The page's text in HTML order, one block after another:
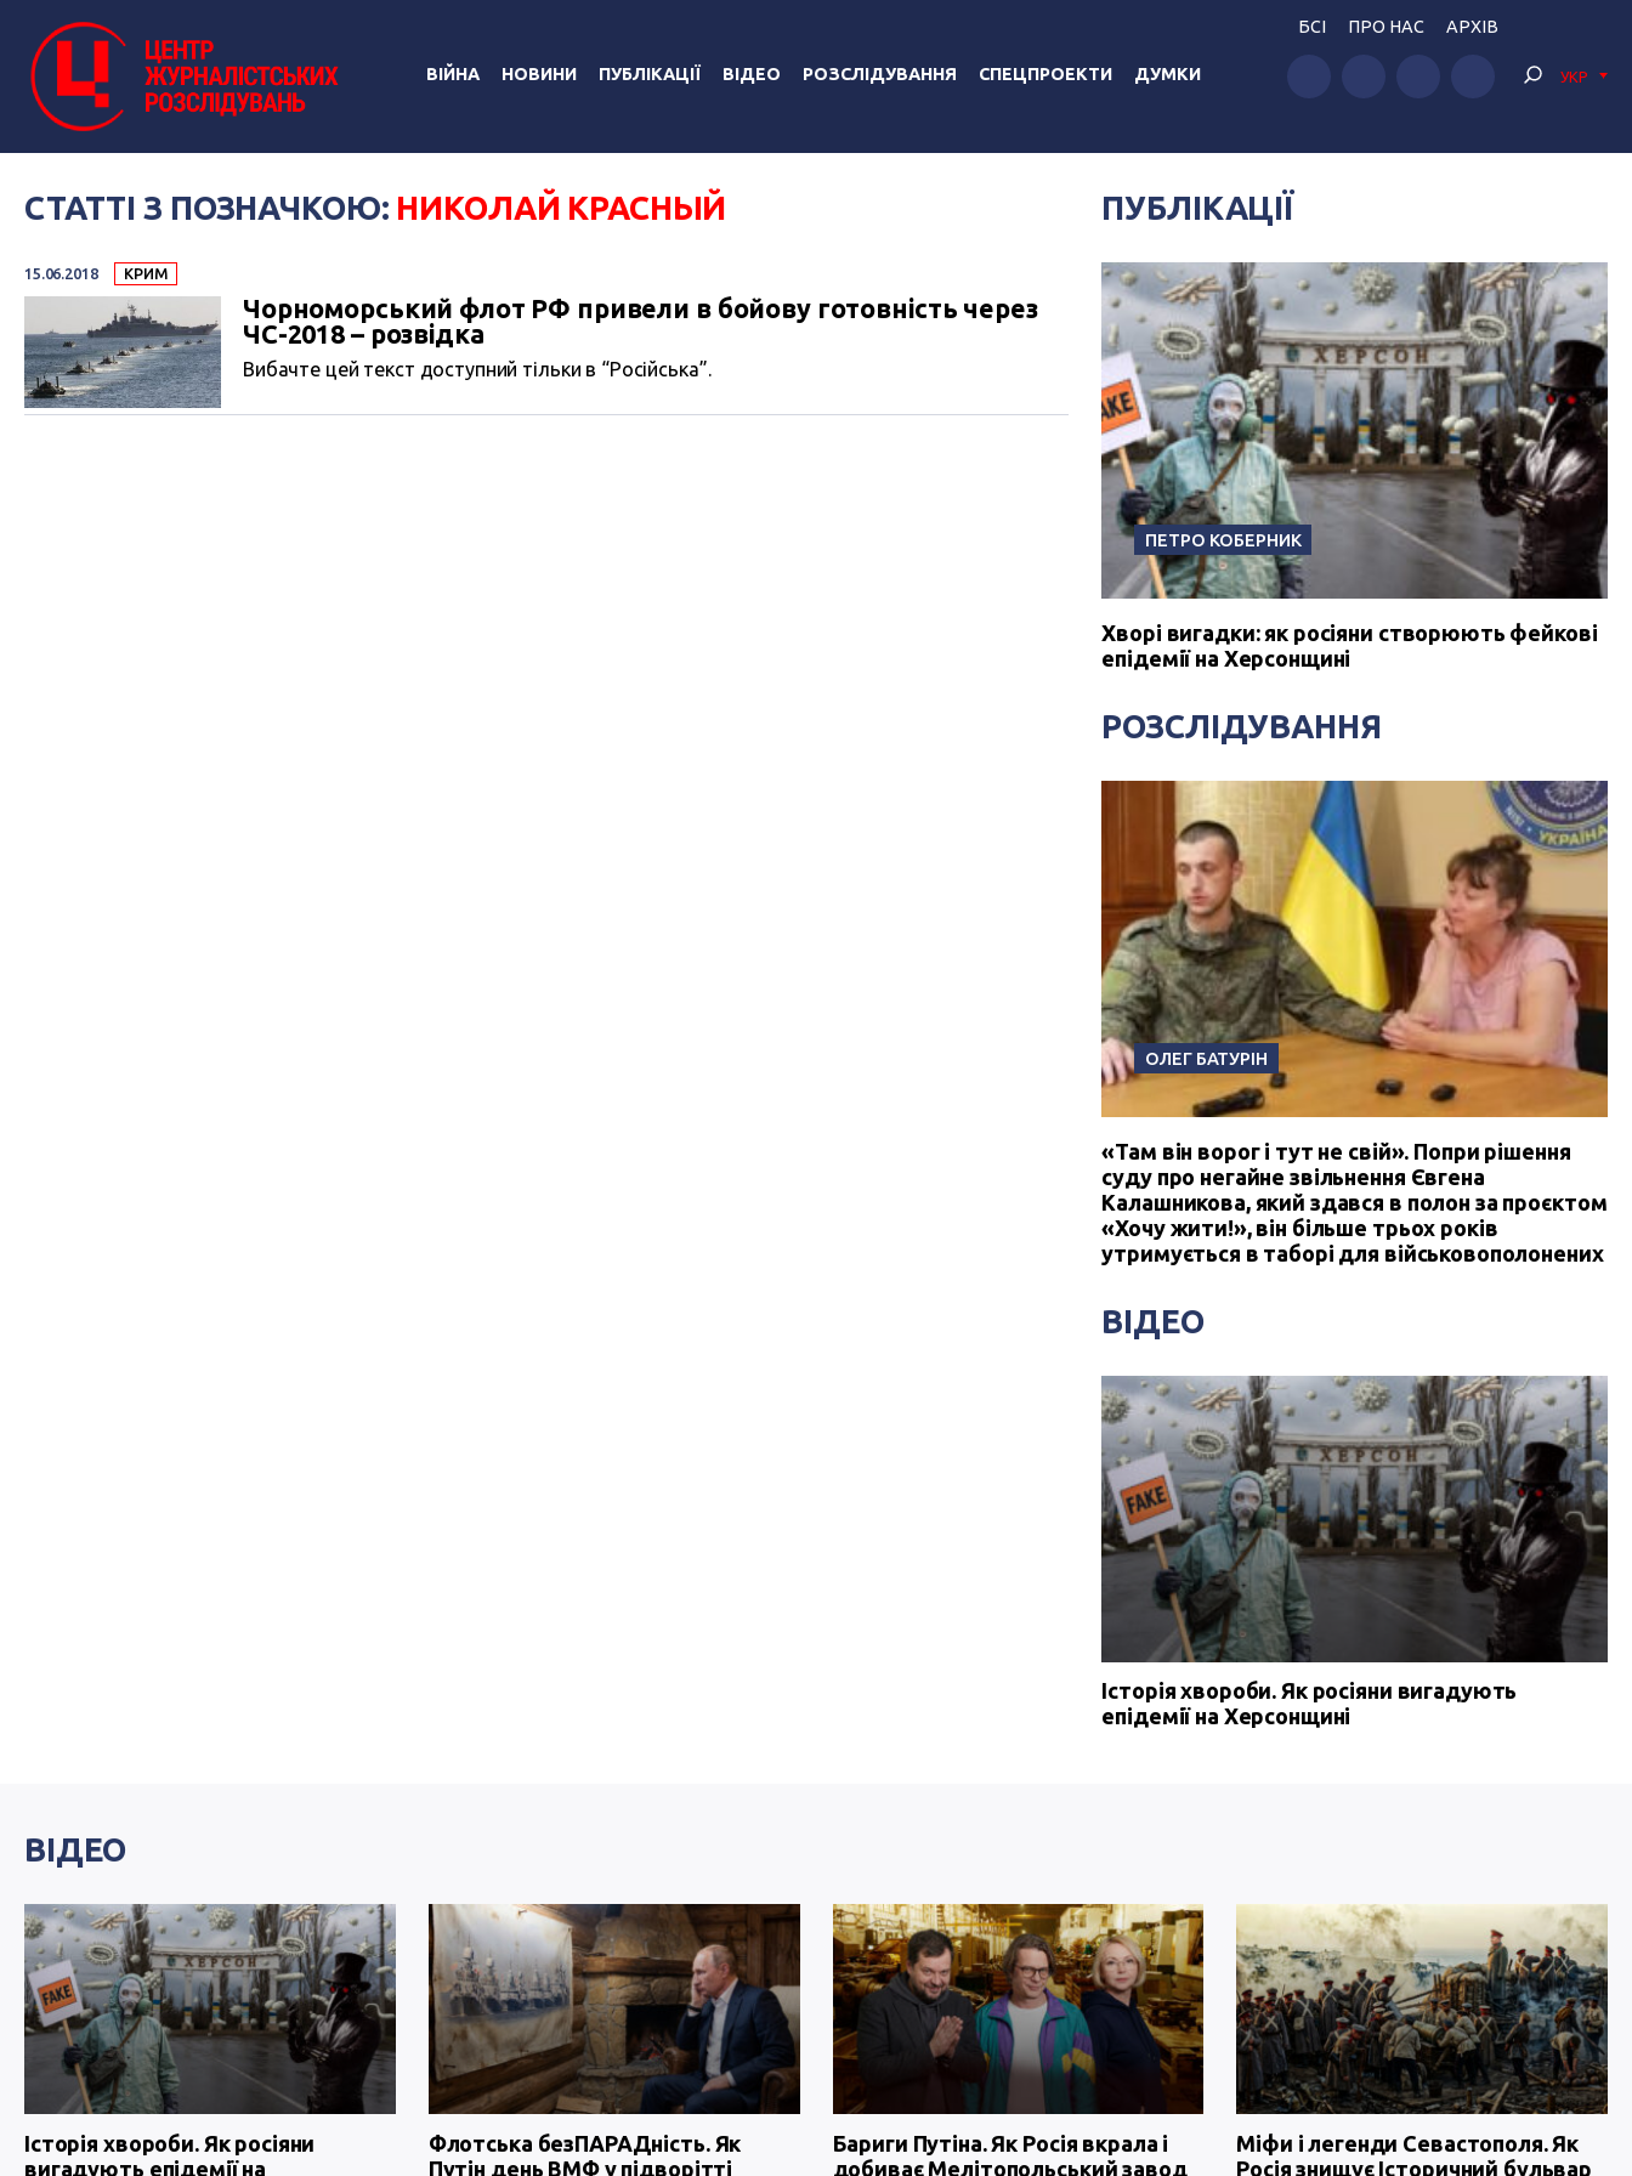
ВІЙНА НОВИНИ ПУБЛІКАЦІЇ ВІДЕО РОЗСЛІДУВАННЯ СПЕЦПРОЕКТИ ДУМКИ
БСІ ПРО НАС АРХІВ
УКР
СТАТТІ З ПОЗНАЧКОЮ: НИКОЛАЙ КРАСНЫЙ
15.06.2018 КРИМ
Чорноморський флот РФ привели в бойову готовність через
ЧС-2018 – розвідка
Вибачте цей текст доступний тільки в “Російська”.
ПУБЛІКАЦІЇ
ПЕТРО КОБЕРНИК
Хворі вигадки: як росіяни створюють фейкові
епідемії на Херсонщині
РОЗСЛІДУВАННЯ
ОЛЕГ БАТУРІН
«Там він ворог і тут не свій». Попри рішення
суду про негайне звільнення Євгена
Калашникова, який здався в полон за проєктом
«Хочу жити!», він більше трьох років
утримується в таборі для військовополонених
ВІДЕО
Історія хвороби. Як росіяни вигадують
епідемії на Херсонщині
ВІДЕО
Історія хвороби. Як росіяни
вигадують епідемії на
Флотська безПАРАДність. Як
Путін день ВМФ у підворітті
Бариги Путіна. Як Росія вкрала і
добиває Мелітопольський завод
Міфи і легенди Севастополя. Як
Росія знищує Історичний бульвар